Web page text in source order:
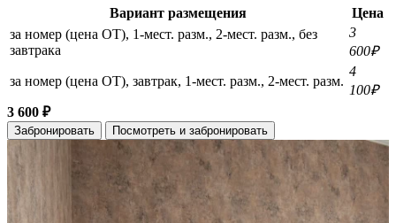
Вариант размещения
Цена
за номер (цена ОТ), 1-мест. разм., 2-мест. разм., без
завтрака
3
600₽
за номер (цена ОТ), завтрак, 1-мест. разм., 2-мест. разм.
4
100₽
3 600 ₽
Забронировать Посмотреть и забронировать